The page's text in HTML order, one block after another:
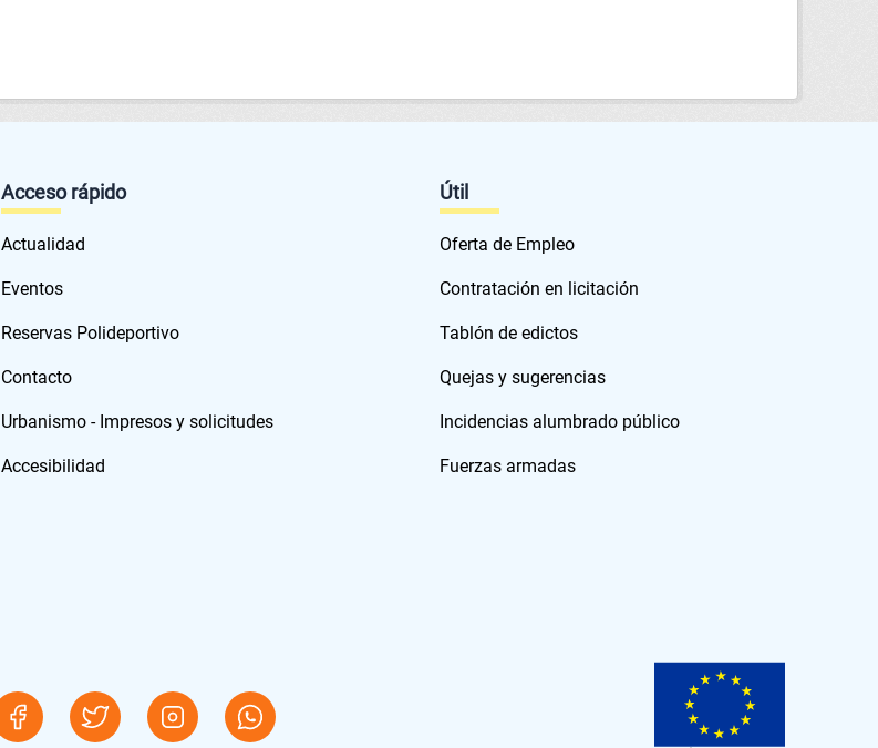
Acceso rápido
Actualidad
Eventos
Reservas Polideportivo
Contacto
Urbanismo - Impresos y solicitudes
Accesibilidad
Útil
Oferta de Empleo
Contratación en licitación
Tablón de edictos
Quejas y sugerencias
Incidencias alumbrado público
Fuerzas armadas